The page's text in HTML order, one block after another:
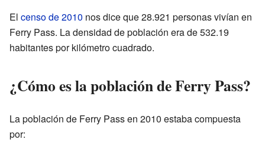
El censo de 2010 nos dice que 28.921 personas vivían en
Ferry Pass. La densidad de población era de 532.19
habitantes por kilómetro cuadrado.
¿Cómo es la población de Ferry Pass?
La población de Ferry Pass en 2010 estaba compuesta
por: